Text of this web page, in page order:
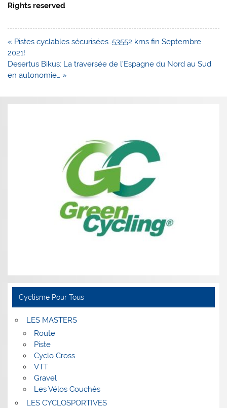
Rights reserved
Navigation
de
l’article
« Pistes cyclables sécurisées…53552 kms fin Septembre
2021!
Desertus Bikus: La traversée de l’Espagne du Nord au Sud
en autonomie… »
Cyclisme Pour Tous
LES MASTERS
Route
Piste
Cyclo Cross
VTT
Gravel
Les Vélos Couchés
LES CYCLOSPORTIVES